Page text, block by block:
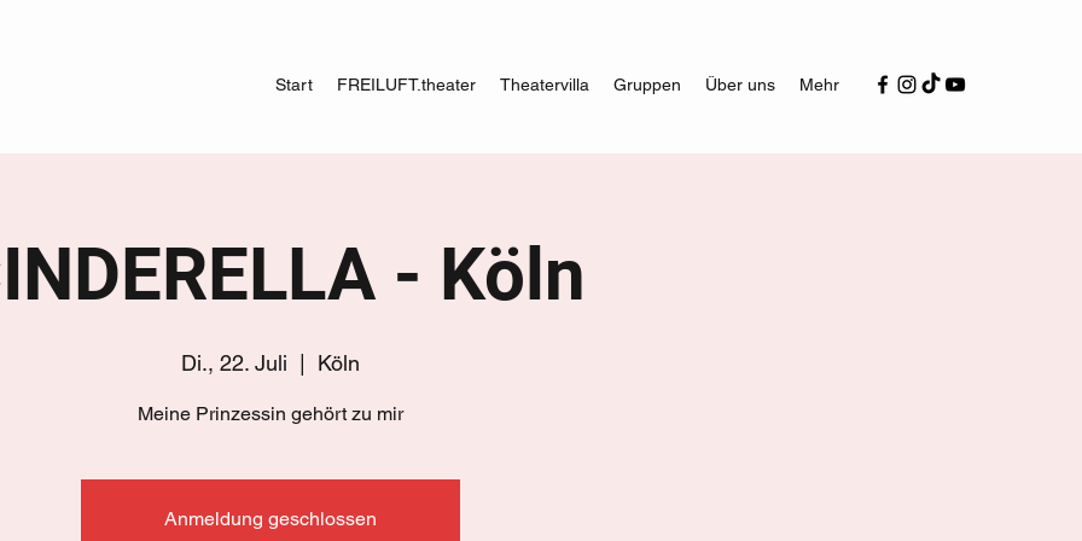
Start FREILUFT.theater Theatervilla Gruppen Über uns Mehr
- Köln
Di., 22. Juli Köln
Meine Prinzessin gehört zu mir
Anmeldung geschlossen